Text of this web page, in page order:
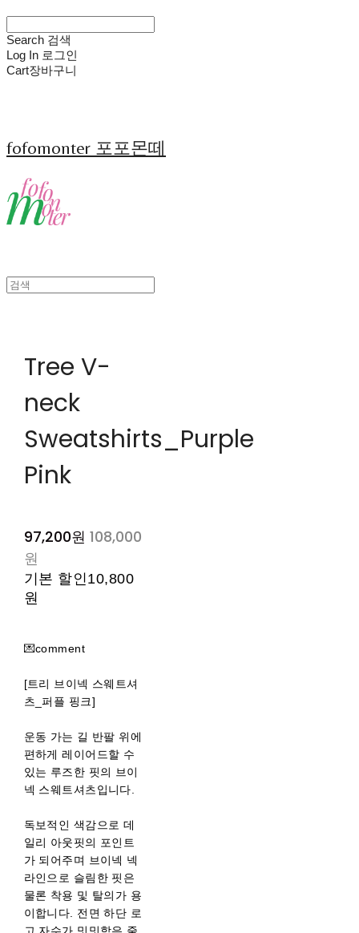
Search 검색
Log In 로그인
Cart장바구니
fofomonter 포포몬떼
Tree V-
neck
Sweatshirts_Purple
Pink
97,200원 108,000
원
기본 할인 10,800
원
💌comment
[트리 브이넥 스웨트셔
츠_퍼플 핑크]
운동 가는 길 반팔 위에
편하게 레이어드할 수
있는 루즈한 핏의 브이
넥 스웨트셔츠입니다.
독보적인 색감으로 데
일리 아웃핏의 포인트
가 되어주며 브이넥 넥
라인으로 슬림한 핏은
물론 착용 및 탈의가 용
이합니다. 전면 하단 로
고 자수가 밋밋함은 줄